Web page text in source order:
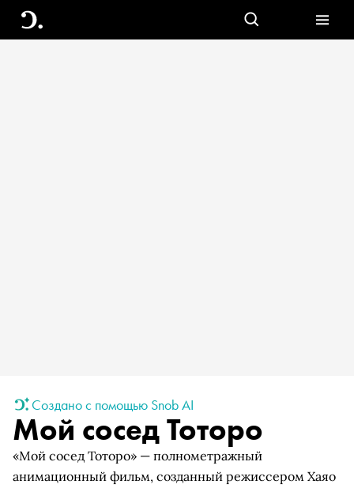
Создано с помощью Snob AI
Мой сосед Тоторо
«Мой сосед Тоторо» — полнометражный
анимационный фильм, созданный режиссером Хаяо